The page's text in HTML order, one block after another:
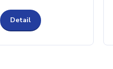
Detail